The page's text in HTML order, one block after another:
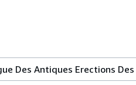
Des Antiques Erections